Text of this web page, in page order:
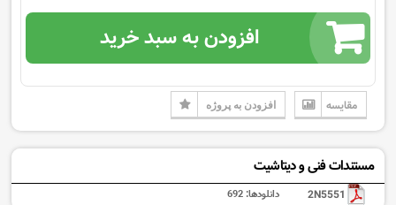
افزودن به سبد خرید
مقایسه افزودن به پروژه
مستندات فنی و دیتاشیت
2N5551 دانلودها: 692